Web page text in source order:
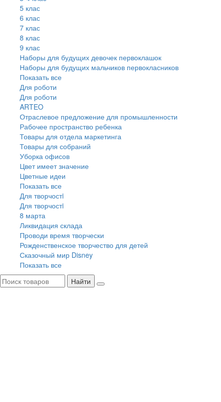
5 клас
6 клас
7 клас
8 клас
9 клас
Наборы для будущих девочек первоклашок
Наборы для будущих мальчиков первокласников
Показать все
Для роботи
Для роботи
ARTEO
Отраслевое предложение для промышленности
Рабочее пространство ребенка
Товары для отдела маркетинга
Товары для собраний
Уборка офисов
Цвет имеет значение
Цветные идеи
Показать все
Для творчостi
Для творчостi
8 марта
Ликвидация склада
Проводи время творчески
Рожденственское творчество для детей
Сказочный мир Disney
Показать все
Найти